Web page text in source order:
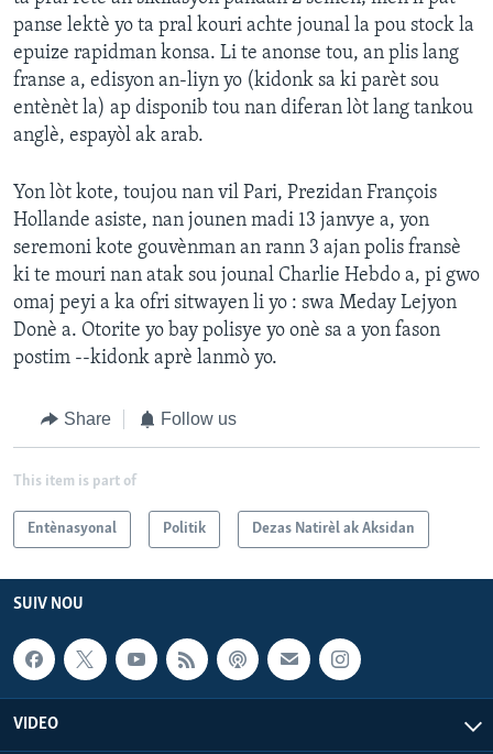
panse lektè yo ta pral kouri achte jounal la pou stock la
epuize rapidman konsa. Li te anonse tou, an plis lang
franse a, edisyon an-liyn yo (kidonk sa ki parèt sou
entènèt la) ap disponib tou nan diferan lòt lang tankou
anglè, espayòl ak arab.
Yon lòt kote, toujou nan vil Pari, Prezidan François
Hollande asiste, nan jounen madi 13 janvye a, yon
seremoni kote gouvènman an rann 3 ajan polis fransè
ki te mouri nan atak sou jounal Charlie Hebdo a, pi gwo
omaj peyi a ka ofri sitwayen li yo : swa Meday Lejyon
Donè a. Otorite yo bay polisye yo onè sa a yon fason
postim --kidonk aprè lanmò yo.
Share Follow us
This item is part of
Entènasyonal Politik Dezas Natirèl ak Aksidan
SUIV NOU
VIDEO